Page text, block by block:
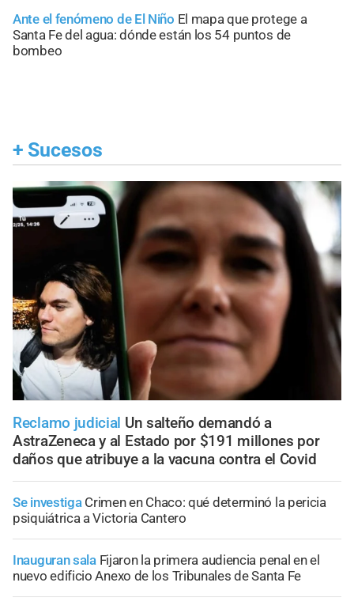
Ante el fenómeno de El Niño El mapa que protege a
Santa Fe del agua: dónde están los 54 puntos de
bombeo
+ Sucesos
Reclamo judicial Un salteño demandó a
AstraZeneca y al Estado por $191 millones por
daños que atribuye a la vacuna contra el Covid
Se investiga Crimen en Chaco: qué determinó la pericia
psiquiátrica a Victoria Cantero
Inauguran sala Fijaron la primera audiencia penal en el
nuevo edificio Anexo de los Tribunales de Santa Fe